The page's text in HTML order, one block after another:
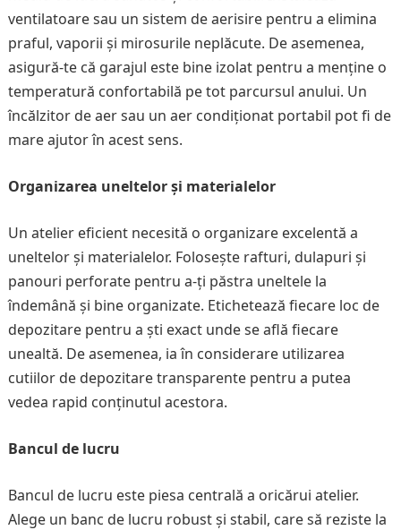
ventilatoare sau un sistem de aerisire pentru a elimina
praful, vaporii și mirosurile neplăcute. De asemenea,
asigură-te că garajul este bine izolat pentru a menține o
temperatură confortabilă pe tot parcursul anului. Un
încălzitor de aer sau un aer condiționat portabil pot fi de
mare ajutor în acest sens.
Organizarea uneltelor și materialelor
Un atelier eficient necesită o organizare excelentă a
uneltelor și materialelor. Folosește rafturi, dulapuri și
panouri perforate pentru a-ți păstra uneltele la
îndemână și bine organizate. Etichetează fiecare loc de
depozitare pentru a ști exact unde se află fiecare
unealtă. De asemenea, ia în considerare utilizarea
cutiilor de depozitare transparente pentru a putea
vedea rapid conținutul acestora.
Bancul de lucru
Bancul de lucru este piesa centrală a oricărui atelier.
Alege un banc de lucru robust și stabil, care să reziste la